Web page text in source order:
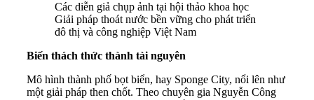
Các diễn giả chụp ảnh tại hội thảo khoa học
Giải pháp thoát nước bền vững cho phát triển
đô thị và công nghiệp Việt Nam
Biến thách thức thành tài nguyên
Mô hình thành phố bọt biển, hay Sponge City, nổi lên như
một giải pháp then chốt. Theo chuyên gia Nguyễn Công